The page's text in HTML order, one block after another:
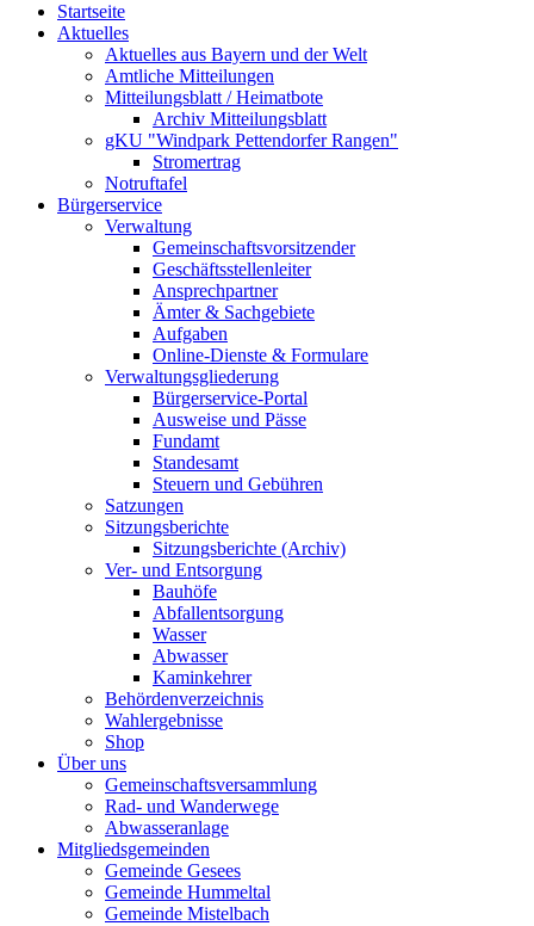
Startseite
Aktuelles
Aktuelles aus Bayern und der Welt
Amtliche Mitteilungen
Mitteilungsblatt / Heimatbote
Archiv Mitteilungsblatt
gKU "Windpark Pettendorfer Rangen"
Stromertrag
Notruftafel
Bürgerservice
Verwaltung
Gemeinschaftsvorsitzender
Geschäftsstellenleiter
Ansprechpartner
Ämter & Sachgebiete
Aufgaben
Online-Dienste & Formulare
Verwaltungsgliederung
Bürgerservice-Portal
Ausweise und Pässe
Fundamt
Standesamt
Steuern und Gebühren
Satzungen
Sitzungsberichte
Sitzungsberichte (Archiv)
Ver- und Entsorgung
Bauhöfe
Abfallentsorgung
Wasser
Abwasser
Kaminkehrer
Behördenverzeichnis
Wahlergebnisse
Shop
Über uns
Gemeinschaftsversammlung
Rad- und Wanderwege
Abwasseranlage
Mitgliedsgemeinden
Gemeinde Gesees
Gemeinde Hummeltal
Gemeinde Mistelbach